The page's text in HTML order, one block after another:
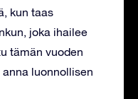
kun taas
joka ihailee
tämän vuoden
luonnollisen